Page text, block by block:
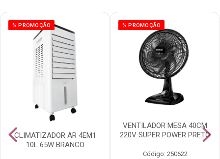
% PROMOÇÃO
CLIMATIZADOR AR 4EM1
10L 65W BRANCO
% PROMOÇÃO
VENTILADOR MESA 40CM
220V SUPER POWER PRETO
Código: 250622